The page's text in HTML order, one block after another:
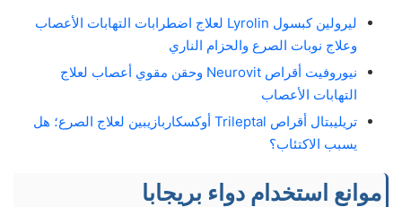
ليرولين كبسول Lyrolin لعلاج اضطرابات التهابات الأعصاب
وعلاج نوبات الصرع والحزام الناري
نيوروفيت أقراص Neurovit وحقن مقوي أعصاب لعلاج
التهابات الأعصاب
تريليبتال أقراص Trileptal أوكسكاربازيبين لعلاج الصرع؛ هل
يسبب الاكتئاب؟
موانع استخدام دواء بريجابا